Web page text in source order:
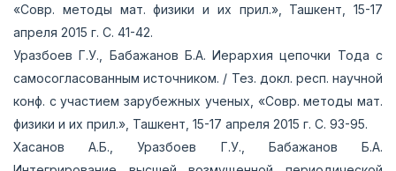
«Совр. методы мат. физики и их прил.», Ташкент, 15-17
апреля 2015 г. С. 41-42.
Уразбоев Г.У., Бабажанов Б.А. Иерархия цепочки Тода с
самосогласованным источником. / Тез. докл. респ. научной
конф. с участием зарубежных ученых, «Совр. методы мат.
физики и их прил.», Ташкент, 15-17 апреля 2015 г. С. 93-95.
Хасанов А.Б., Уразбоев Г.У., Бабажанов Б.А.